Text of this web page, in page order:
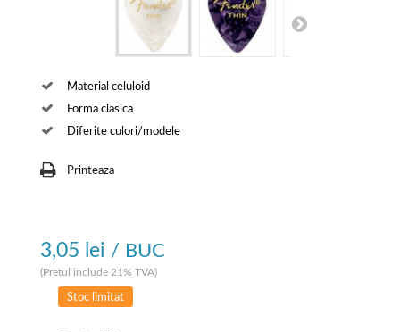
Material celuloid
Forma clasica
Diferite culori/modele
Printeaza
3,05 lei / BUC
(Pretul include 21% TVA)
Stoc limitat